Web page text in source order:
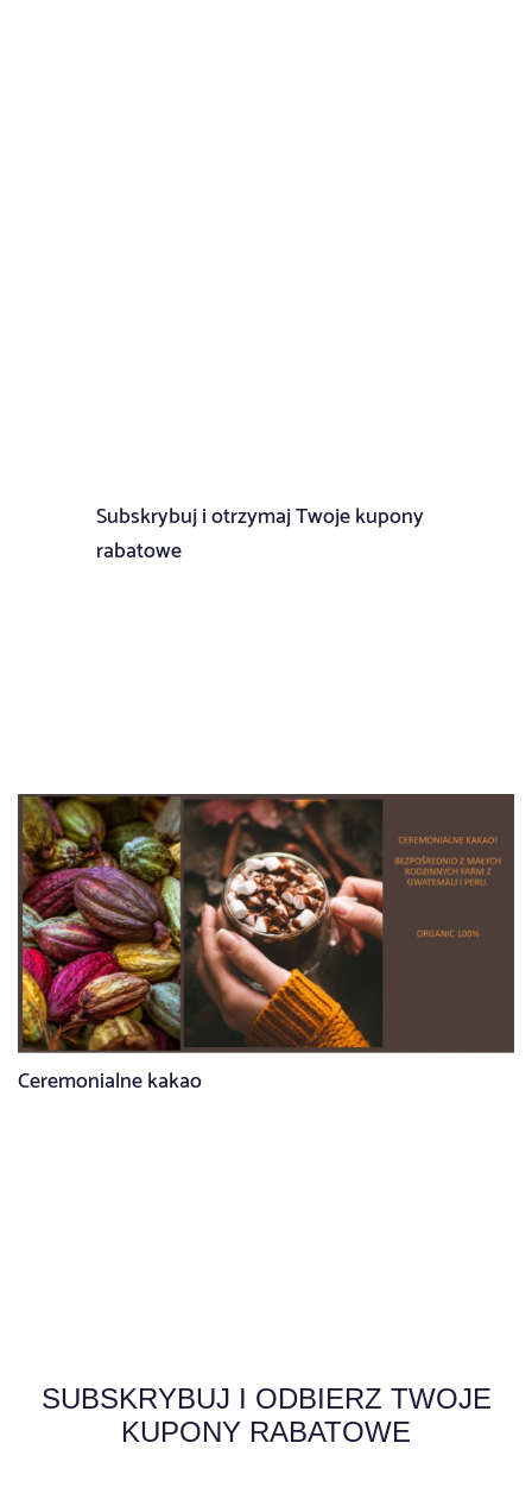
Subskrybuj i otrzymaj Twoje kupony
rabatowe
Ceremonialne kakao
SUBSKRYBUJ I ODBIERZ TWOJE
KUPONY RABATOWE